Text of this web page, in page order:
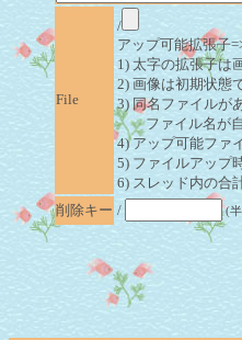
File
/
アップ可能拡張子
1) 太字の拡張子は
2) 画像は初期状態
3) 同名ファイルが
ファイル名が自
4) アップ可能ファ
5) ファイルアップ
6) スレッド内の合
削除キー / (